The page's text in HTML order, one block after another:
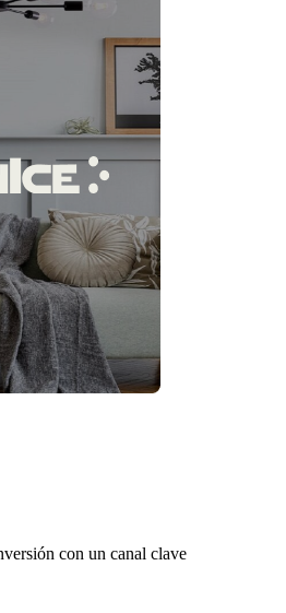
con un canal clave